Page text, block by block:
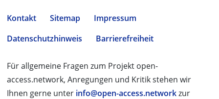
Kontakt Sitemap
Impressum
Datenschutzhinweis
Barrierefreiheit
Für allgemeine Fragen zum Projekt open-
access.network, Anregungen und Kritik stehen wir
Ihnen gerne unter info@open-access.networkzur